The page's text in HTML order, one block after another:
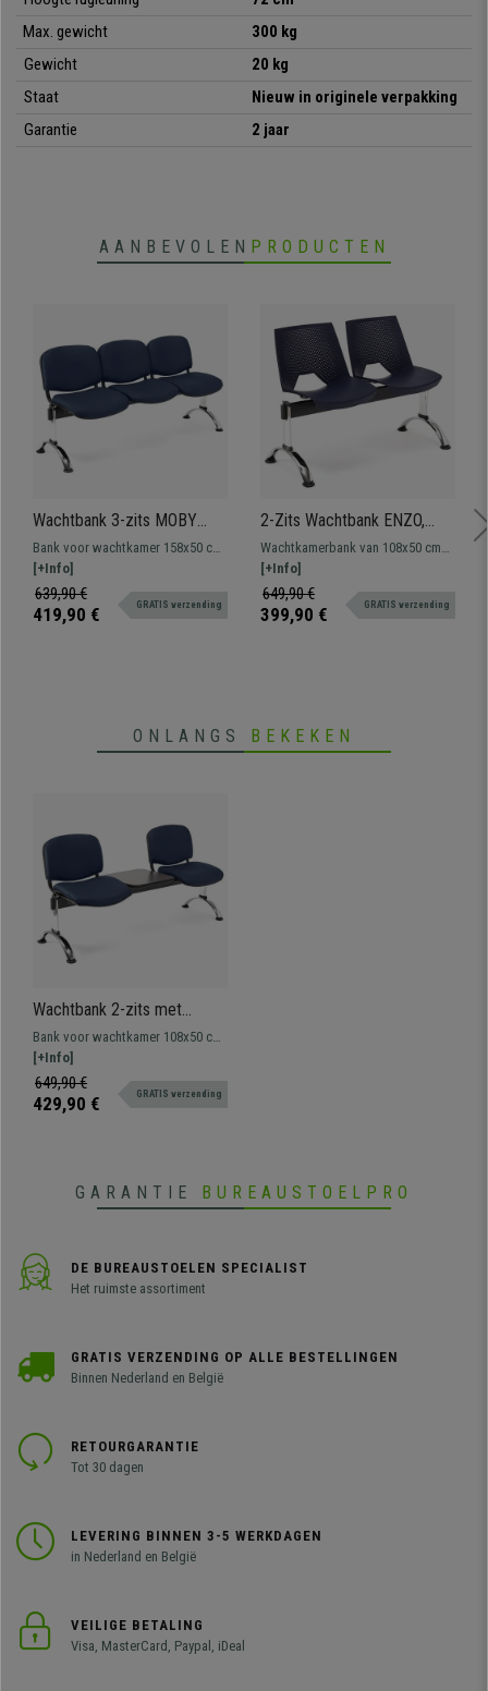
•Geweldige productiekwaliteit
• Uitstekend comfort, dikke vulling
Maximale robuustheid en duurzaamheid
•Diverse combinaties beschikbaar
Max. gewicht
300 kg
Gewicht
20 kg
Staat
Nieuw in originele verpakking
Garantie
2 jaar
AANBEVOLEN PRODUCTEN
Wachtbank 3-zits MOBY
LEDER, Metalen Structuur,
Dikke Vulling, Blauw
Bank voor wachtkamer 158x50 cm
met metalen structuur. Zeer
resistent, dikke comfortabele
vulling, lederen bekleding.
[+Info]
639,90 €
419,90 € GRATIS verzending
2-Zits Wachtbank ENZO,
Metalen Structuur, Blauw
Kunststof
Wachtkamerbank van 108x50 cm
met metalen frame en
geperforeerde kunststof
designszittingen. Zeer resistent,
[+Info]
649,90 €
399,90 € GRATIS verzending
ONLANGS BEKEKEN
Wachtbank 2-zits met
Tafeltje MOBY LEDER,
Metalen Structuur, Dikke
Vulling, Blauw
Bank voor wachtkamer 108x50 cm
met metalen structuur. Zeer
resistent, dikke comfortabele
vulling, lederen bekleding.
[+Info]
649,90 €
429,90 € GRATIS verzending
GARANTIE BUREAUSTOELPRO
DE BUREAUSTOELEN SPECIALIST
Het ruimste assortiment
GRATIS VERZENDING OP ALLE BESTELLINGEN
Binnen Nederland en België
RETOURGARANTIE
Tot 30 dagen
LEVERING BINNEN 3-5 WERKDAGEN
in Nederland en België
VEILIGE BETALING
Visa, MasterCard, Paypal, iDeal